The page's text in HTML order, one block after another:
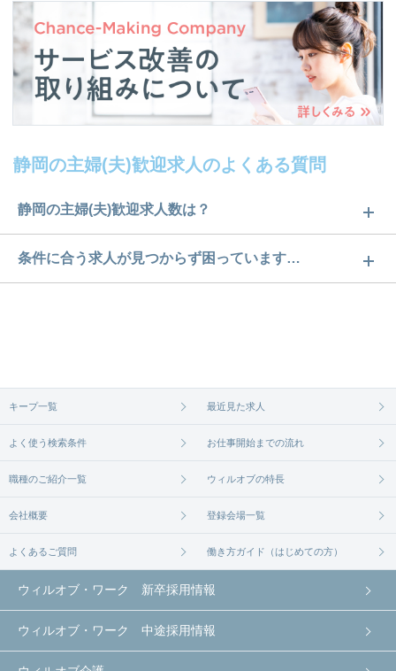
静岡の主婦(夫)歓迎求人のよくある質問
静岡の主婦(夫)歓迎求人数は？
静岡の主婦(夫)歓迎求人数は93件です。どのような求
人があるかぜひチェックしてみてください。
条件に合う求人が見つからず困っています…
無料相談の登録はコチラから
キープ一覧 最近見た求人
よく使う検索条件 お仕事開始までの流れ
職種のご紹介一覧 ウィルオブの特長
会社概要 登録会場一覧
よくあるご質問 働き方ガイド（はじめての方）
ウィルオブ・ワーク 新卒採用情報
ウィルオブ・ワーク 中途採用情報